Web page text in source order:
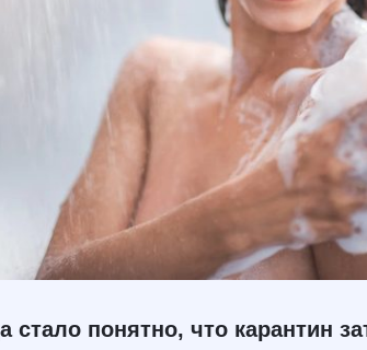
стало понятно, что карантин